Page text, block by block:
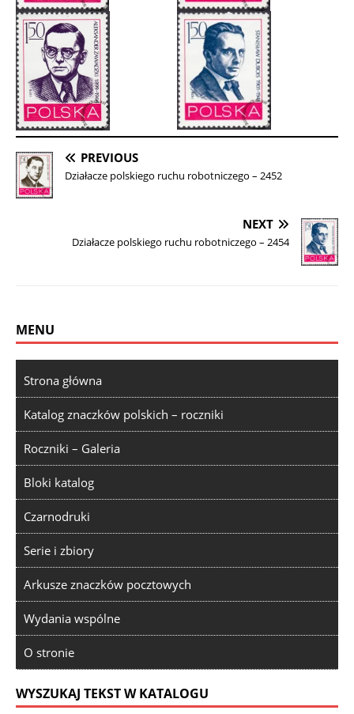
PREVIOUS
Działacze polskiego ruchu robotniczego – 2452
NEXT
Działacze polskiego ruchu robotniczego – 2454
MENU
Strona główna
Katalog znaczków polskich – roczniki
Roczniki – Galeria
Bloki katalog
Czarnodruki
Serie i zbiory
Arkusze znaczków pocztowych
Wydania wspólne
O stronie
WYSZUKAJ TEKST W KATALOGU